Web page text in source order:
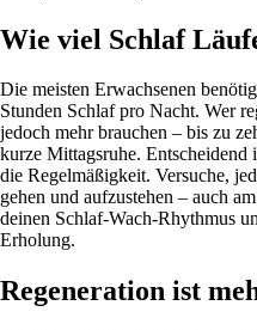
Wie viel Schlaf
Die meisten Erwachsenen
Stunden Schlaf pro Nacht. Wer
jedoch mehr brauchen – bis zu
kurze Mittagsruhe. Entscheidend
die Regelmäßigkeit. Versuche,
gehen und aufzustehen – auch
deinen Schlaf-Wach-Rhythmus
Erholung.
Regeneration ist